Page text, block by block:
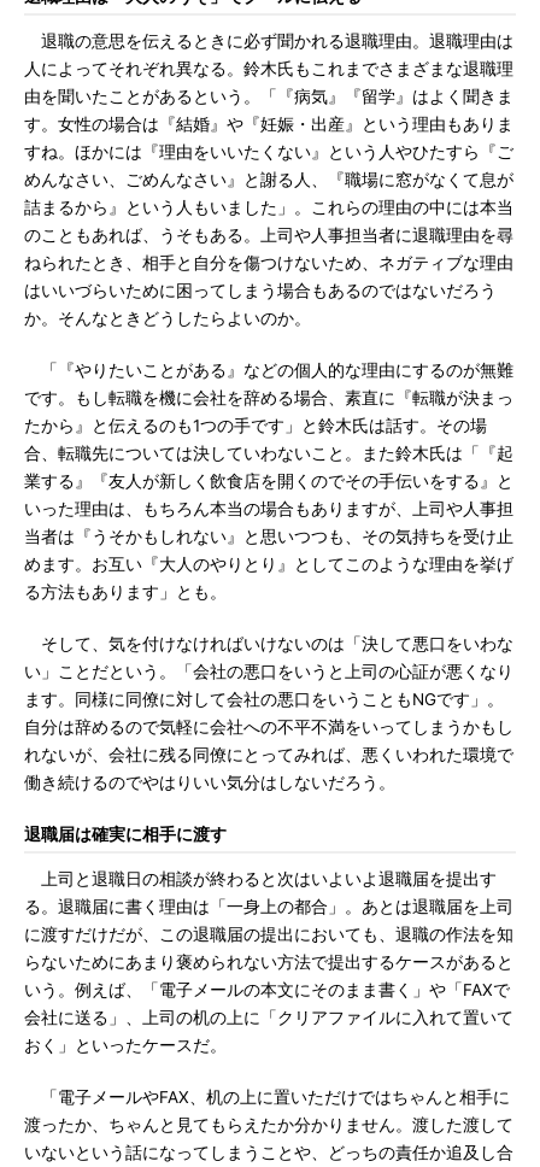
退職の意思を伝えるときに必ず聞かれる退職理由。退職理由は
人によってそれぞれ異なる。鈴木氏もこれまでさまざまな退職理
由を聞いたことがあるという。「『病気』『留学』はよく聞きま
す。女性の場合は『結婚』や『妊娠・出産』という理由もありま
すね。ほかには『理由をいいたくない』という人やひたすら『ご
めんなさい、ごめんなさい』と謝る人、『職場に窓がなくて息が
詰まるから』という人もいました」。これらの理由の中には本当
のこともあれば、うそもある。上司や人事担当者に退職理由を尋
ねられたとき、相手と自分を傷つけないため、ネガティブな理由
はいいづらいために困ってしまう場合もあるのではないだろう
か。そんなときどうしたらよいのか。
「『やりたいことがある』などの個人的な理由にするのが無難
です。もし転職を機に会社を辞める場合、素直に『転職が決まっ
たから』と伝えるのも1つの手です」と鈴木氏は話す。その場
合、転職先については決していわないこと。また鈴木氏は「『起
業する』『友人が新しく飲食店を開くのでその手伝いをする』と
いった理由は、もちろん本当の場合もありますが、上司や人事担
当者は『うそかもしれない』と思いつつも、その気持ちを受け止
めます。お互い『大人のやりとり』としてこのような理由を挙げ
る方法もあります」とも。
そして、気を付けなければいけないのは「決して悪口をいわな
い」ことだという。「会社の悪口をいうと上司の心証が悪くなり
ます。同様に同僚に対して会社の悪口をいうこともNGです」。
自分は辞めるので気軽に会社への不平不満をいってしまうかもし
れないが、会社に残る同僚にとってみれば、悪くいわれた環境で
働き続けるのでやはりいい気分はしないだろう。
退職届は確実に相手に渡す
上司と退職日の相談が終わると次はいよいよ退職届を提出す
る。退職届に書く理由は「一身上の都合」。あとは退職届を上司
に渡すだけだが、この退職届の提出においても、退職の作法を知
らないためにあまり褒められない方法で提出するケースがあると
いう。例えば、「電子メールの本文にそのまま書く」や「FAXで
会社に送る」、上司の机の上に「クリアファイルに入れて置いて
おく」といったケースだ。
「電子メールやFAX、机の上に置いただけではちゃんと相手に
渡ったか、ちゃんと見てもらえたか分かりません。渡した渡して
いないという話になってしまうことや、どっちの責任か追及し合